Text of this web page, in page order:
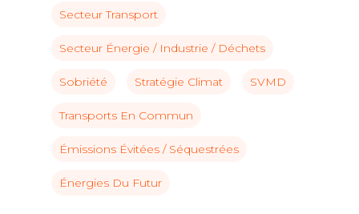
Secteur Transport
Secteur Énergie / Industrie / Déchets
Sobriété Stratégie Climat SVMD
Transports En Commun
Émissions Évitées / Séquestrées
Énergies Du Futur